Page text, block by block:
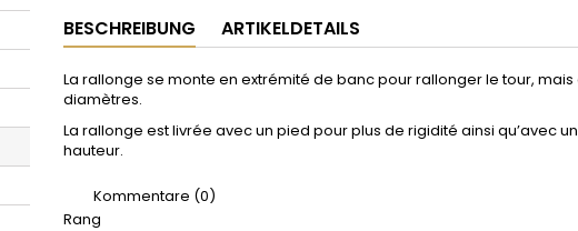
BESCHREIBUNG ARTIKELDETAILS
La rallonge se monte en extrémité de banc pour rallonger le tour,
diamètres.
La rallonge est livrée avec un pied pour plus de rigidité ainsi qu’avec
hauteur.
Kommentare (0)
Rang